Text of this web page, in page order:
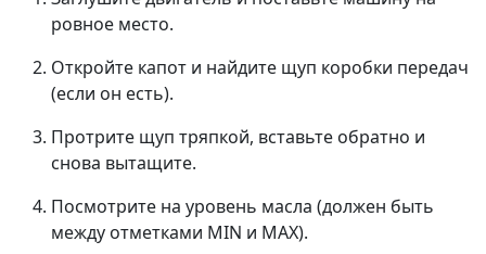
ровное место.
Откройте капот и найдите щуп коробки передач
(если он есть).
Протрите щуп тряпкой, вставьте обратно и
снова вытащите.
Посмотрите на уровень масла (должен быть
между отметками MIN и MAX).